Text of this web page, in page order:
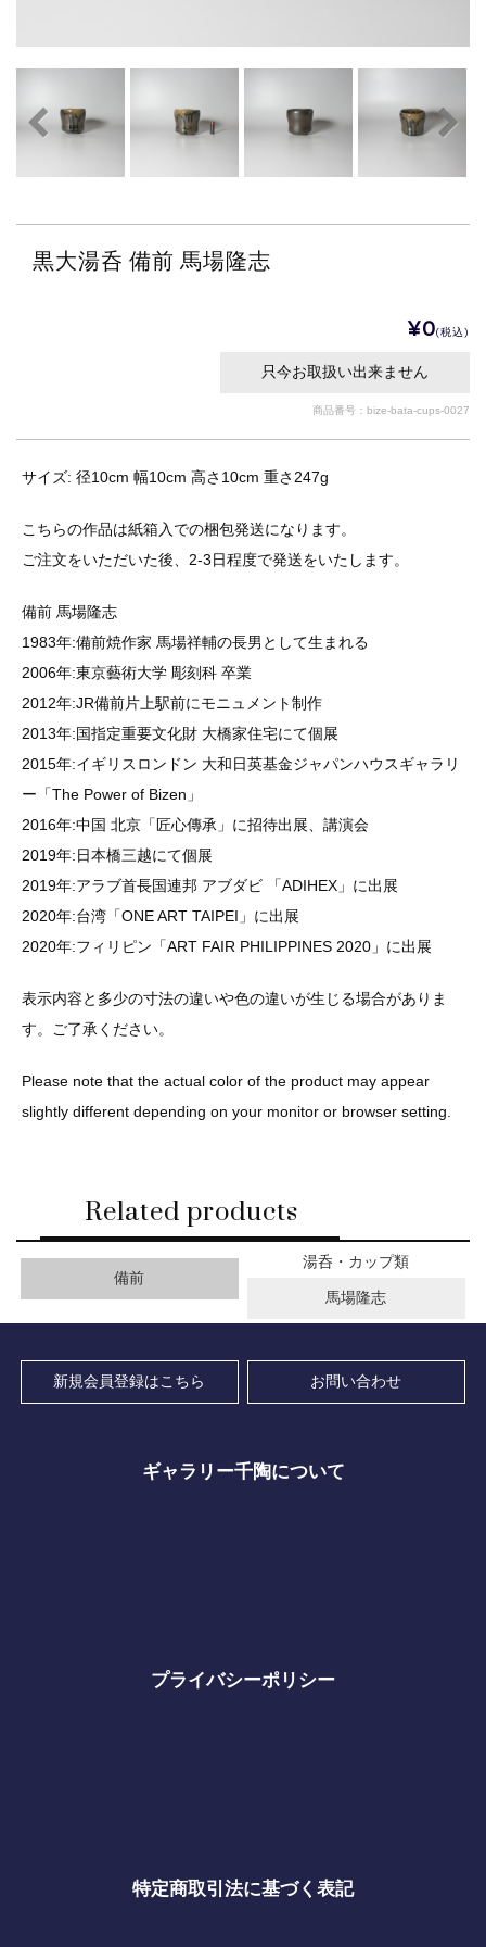
黒大湯呑 備前 馬場隆志
¥0(税込)
只今お取扱い出来ません
商品番号：bize-bata-cups-0027
サイズ: 径10cm 幅10cm 高さ10cm 重さ247g
こちらの作品は紙箱入での梱包発送になります。
ご注文をいただいた後、2-3日程度で発送をいたします。
備前 馬場隆志
1983年:備前焼作家 馬場祥輔の長男として生まれる
2006年:東京藝術大学 彫刻科 卒業
2012年:JR備前片上駅前にモニュメント制作
2013年:国指定重要文化財 大橋家住宅にて個展
2015年:イギリスロンドン 大和日英基金ジャパンハウスギャラリ
ー「The Power of Bizen」
2016年:中国 北京「匠心傳承」に招待出展、講演会
2019年:日本橋三越にて個展
2019年:アラブ首長国連邦 アブダビ 「ADIHEX」に出展
2020年:台湾「ONE ART TAIPEI」に出展
2020年:フィリピン「ART FAIR PHILIPPINES 2020」に出展
表示内容と多少の寸法の違いや色の違いが生じる場合がありま
す。ご了承ください。
Please note that the actual color of the product may appear
slightly different depending on your monitor or browser setting.
Related products
備前
湯呑・カップ類
馬場隆志
新規会員登録はこちら お問い合わせ
ギャラリー千陶について
プライバシーポリシー
特定商取引法に基づく表記